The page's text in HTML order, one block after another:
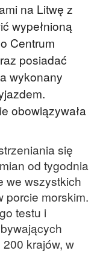
na Litwę z
wypełnioną
Centrum
posiadać
wykonany
obowiązywała
się
od tygodnia
we wszystkich
porcie morskim.
testu i
krajów, w